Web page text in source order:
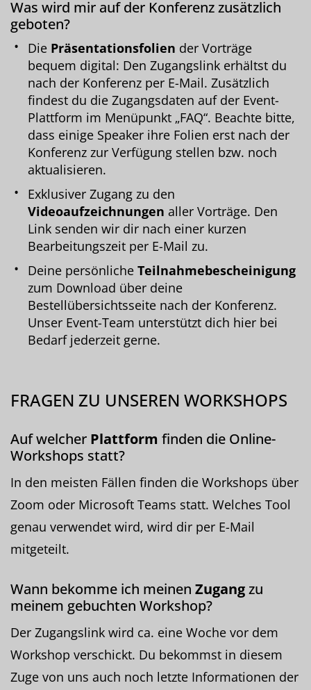
Was wird mir auf der Konferenz zusätzlich
geboten?
Die Präsentationsfolien der Vorträge
bequem digital: Den Zugangslink erhältst du
nach der Konferenz per E-Mail. Zusätzlich
findest du die Zugangsdaten auf der Event-
Plattform im Menüpunkt „FAQ“. Beachte bitte,
dass einige Speaker ihre Folien erst nach der
Konferenz zur Verfügung stellen bzw. noch
aktualisieren.
Exklusiver Zugang zu den
Videoaufzeichnungen aller Vorträge. Den
Link senden wir dir nach einer kurzen
Bearbeitungszeit per E-Mail zu.
Deine persönliche Teilnahmebescheinigung
zum Download über deine
Bestellübersichtsseite nach der Konferenz.
Unser Event-Team unterstützt dich hier bei
Bedarf jederzeit gerne.
FRAGEN ZU UNSEREN WORKSHOPS
Auf welcher Plattform finden die Online-
Workshops statt?
In den meisten Fällen finden die Workshops über
Zoom oder Microsoft Teams statt. Welches Tool
genau verwendet wird, wird dir per E-Mail
mitgeteilt.
Wann bekomme ich meinen Zugangzu
meinem gebuchten Workshop?
Der Zugangslink wird ca. eine Woche vor dem
Workshop verschickt. Du bekommst in diesem
Zuge von uns auch noch letzte Informationen der